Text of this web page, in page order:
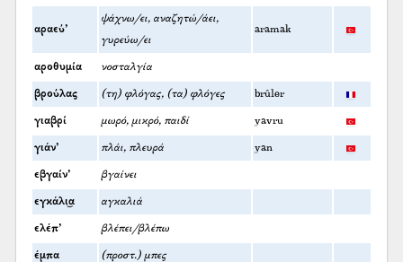
αραεύ’
ψάχνω/ει, αναζητώ/άει,
γυρεύω/ει
aramak
αροθυμία νοσταλγία
βρούλας (τη) φλόγας, (τα) φλόγες brûler
γιαβρί μωρό, μικρό, παιδί yavru
γιάν’ πλάι, πλευρά yan
εβγαίν’ βγαίνει
εγκάλι͜α αγκαλιά
ελέπ’ βλέπει/βλέπω
έμπα (προστ.) μπες